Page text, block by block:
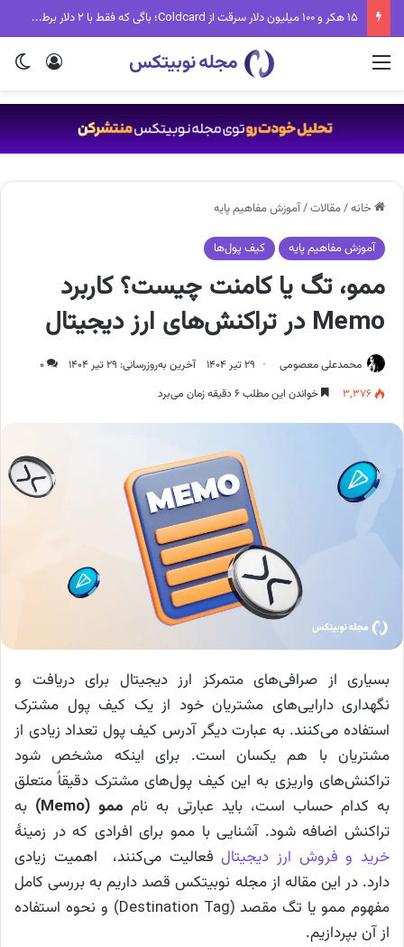
تب جدید دنیای کریپتو؛ Fake World Assets چیست و چرا همه درباره آن حرف می‌زنند؟
ورود منو
خانه/مقالات/آموزش مفاهیم پایه
آموزش مفاهیم پایه کیف پول‌ها
ممو، تگ یا کامنت چیست؟ کاربرد
Memo در تراکنش‌های ارز دیجیتال
محمدعلی معصومی ۲۹ تیر ۱۴۰۴ آخرین به‌روزرسانی: ۲۹ تیر ۱۴۰۴
۰
۳,۳۷۶
خواندن این مطلب ۶ دقیقه زمان می‌برد
بسیاری از صرافی‌های متمرکز ارز دیجیتال برای دریافت و
نگهداری دارایی‌های مشتریان خود از یک کیف پول مشترک
استفاده می‌کنند. به عبارت دیگر آدرس کیف پول تعداد زیادی از
مشتریان با هم یکسان است. برای اینکه مشخص شود
تراکنش‌های واریزی به این کیف پول‌های مشترک دقیقاً متعلق
به کدام حساب است، باید عبارتی به نام ممو (Memo)
به
تراکنش اضافه شود. آشنایی با ممو برای افرادی که در زمینهٔ
خرید و فروش ارز دیجیتالفعالیت می‌کنند، اهمیت زیادی
دارد. در این مقاله از مجله نوبیتکس قصد داریم به بررسی کامل
مفهوم ممو یا تگ مقصد (Destination Tag) و نحوه استفاده
از آن بپردازیم.